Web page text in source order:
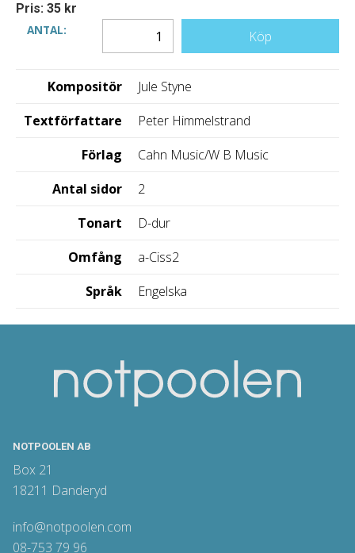
Pris: 35 kr
ANTAL:
Köp
Kompositör
Jule Styne
Textförfattare
Peter Himmelstrand
Förlag
Cahn Music/W B Music
Antal sidor
2
Tonart
D-dur
Omfång
a-Ciss2
Språk
Engelska
NOTPOOLEN AB
Box 21
18211 Danderyd
info@notpoolen.com
08-753 79 96